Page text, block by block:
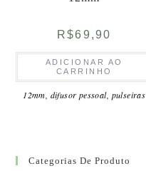
R$69,90
ADICIONAR AO
CARRINHO
12mm difusor pessoal, pulseiras
Categorias De Produto